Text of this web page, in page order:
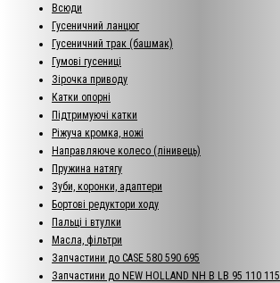
Всюди
Гусеничний ланцюг
Гусеничний трак (башмак)
Гумові гусениці
Зірочка приводу
Катки опорні
Підтримуючі катки
Ріжуча кромка, ножі
Направляюче колесо (лінивець)
Пружина натягу
Зуби, коронки, адаптери
Бортові редуктори ходу
Пальці і втулки
Масла, фільтри
Запчастини до CASE 580 590 695
Запчастини до NEW HOLLAND NH B LB 95 110 115